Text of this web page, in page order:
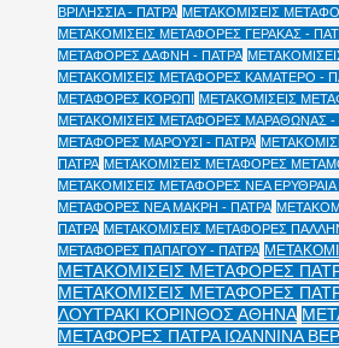
ΒΡΙΛΗΣΣΙΑ - ΠΑΤΡΑ ΜΕΤΑΚΟΜΙΣΕΙΣ
ΜΕΤΑΚΟΜΙΣΕΙΣ ΜΕΤΑΦΟΡΕΣ ΓΕΡΑΚΑΣ -
ΜΕΤΑΦΟΡΕΣ ΔΑΦΝΗ - ΠΑΤΡΑ
ΜΕΤΑΚΟΜΙΣΕΙΣ ΜΕΤΑΦΟΡΕΣ ΚΑΜΑΤΕΡΟ -
ΜΕΤΑΦΟΡΕΣ ΚΟΡΩΠΙ
ΜΕΤΑΚΟΜΙΣΕΙΣ
ΜΕΤΑΚΟΜΙΣΕΙΣ ΜΕΤΑΦΟΡΕΣ ΜΑΡΑΘΩΝΑΣ -
ΜΕΤΑΦΟΡΕΣ ΜΑΡΟΥΣΙ - ΠΑΤΡΑ
ΠΑΤΡΑ ΜΕΤΑΚΟΜΙΣΕΙΣ ΜΕΤΑΦΟΡΕΣ
ΜΕΤΑΚΟΜΙΣΕΙΣ ΜΕΤΑΦΟΡΕΣ ΝΕΑ ΕΡΥΘΡΑΙΑ
ΜΕΤΑΦΟΡΕΣ ΝΕΑ ΜΑΚΡΗ - ΠΑΤΡΑ
ΠΑΤΡΑ ΜΕΤΑΚΟΜΙΣΕΙΣ ΜΕΤΑΦΟΡΕΣ
ΜΕΤΑΦΟΡΕΣ ΠΑΠΑΓΟΥ - ΠΑΤΡΑ
ΜΕΤΑΚΟΜΙΣΕΙΣ ΜΕΤΑΦΟΡΕΣ
ΜΕΤΑΚΟΜΙΣΕΙΣ ΜΕΤΑΦΟΡΕΣ
ΛΟΥΤΡΑΚΙ ΚΟΡΙΝΘΟΣ ΑΘΗΝΑ
ΜΕΤΑΦΟΡΕΣ ΠΑΤΡΑ ΙΩΑΝΝΙΝΑ